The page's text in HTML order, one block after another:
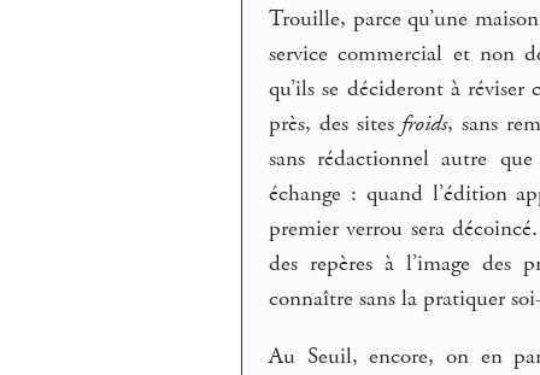
Trouille, parce qu’une
service commercial et non
qu’ils se décideront à
près, des sitesfroids, sans
sans rédactionnel autre
échange : quand l’édition
premier verrou sera
des repères à l’image des
connaître sans la pratiquer
Au Seuil, encore, on en